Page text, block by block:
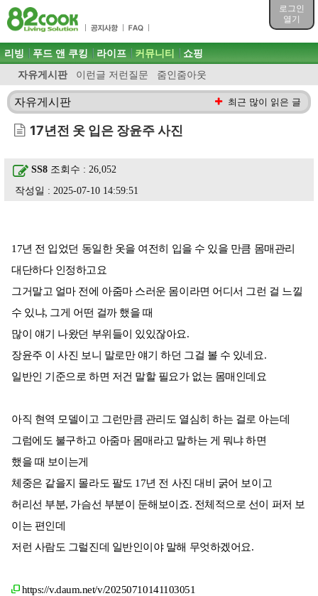
로그인
열기
목차
주메뉴 바로가기
컨텐츠 바로가기
검색 바로가기
로그인 바로가기
주메뉴
리빙 푸드 앤 쿠킹 라이프 커뮤니티
자유게시판 이런글 저런질문 줌인줌아웃
쇼핑
자유게시판 최근 많이 읽은 글
17년전 옷 입은 장윤주 사진
SS8 조회수 : 26,052
작성일 : 2025-07-10 14:59:51
17년 전 입었던 동일한 옷을 여전히 입을 수 있을 만큼 몸매관리
대단하다 인정하고요
그거말고 얼마 전에 아줌마 스러운 몸이라면 어디서 그런 걸 느낄
수 있냐, 그게 어떤 걸까 했을 때
많이 얘기 나왔던 부위들이 있있잖아요.
장윤주 이 사진 보니 말로만 얘기 하던 그걸 볼 수 있네요.
일반인 기준으로 하면 저건 말할 필요가 없는 몸매인데요
아직 현역 모델이고 그런만큼 관리도 열심히 하는 걸로 아는데
그럼에도 불구하고 아줌마 몸매라고 말하는 게 뭐냐 하면
했을 때 보이는게
체중은 같을지 몰라도 팔도 17년 전 사진 대비 굵어 보이고
허리선 부분, 가슴선 부분이 둔해보이죠. 전체적으로 선이 퍼저 보
이는 편인데
저런 사람도 그럴진데 일반인이야 말해 무엇하겠어요.
https://v.daum.net/v/20250710141103051